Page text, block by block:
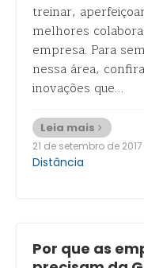
treinar,
melhores
empresa. Para
nessa área,
inovações que…
Leia mais
21 de setembro de 2017
Distância
Por que as